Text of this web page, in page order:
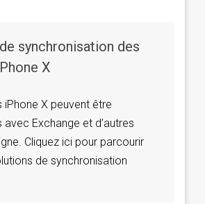
synchronisation des
X
X peuvent être
avec Exchange et d’autres
Cliquez ici pour parcourir
de synchronisation